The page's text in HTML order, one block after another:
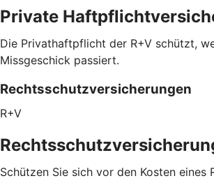
Private
Die Privathaftpflicht der R+V schützt,
Missgeschick passiert.
Rechtsschutzversicherungen
R+V
Schützen Sie sich vor den Kosten eines